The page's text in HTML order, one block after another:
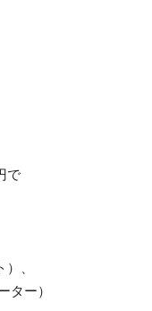
で
、
ー）